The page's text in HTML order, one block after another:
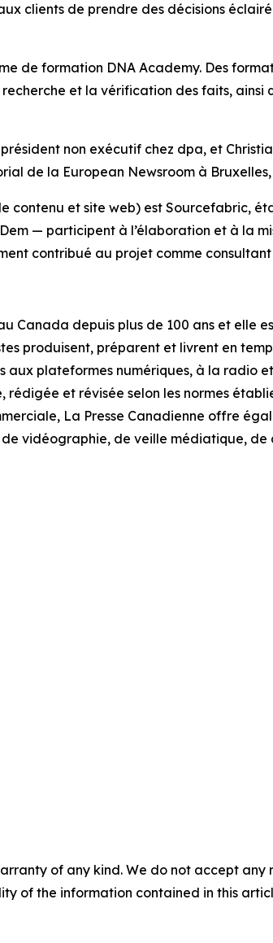
clients de prendre des décisions
de formation DNA Academy. Des
et la vérification des faits,
non exécutif chez dpa, et
de la European Newsroom à
contenu et site web) est Sourcefabric,
— participent à l’élaboration et à la
contribué au projet comme
Canada depuis plus de 100 ans et elle
produisent, préparent et livrent en
plateformes numériques, à la radio et
et révisée selon les normes
La Presse Canadienne offre
vidéographie, de veille médiatique, de
of any kind. We do not accept
of the information contained in this